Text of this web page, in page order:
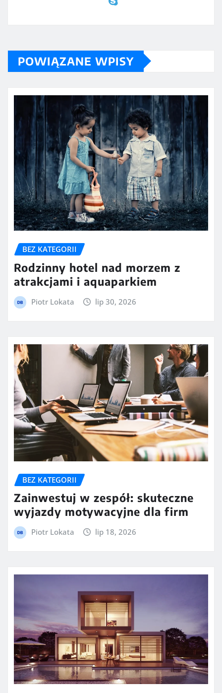
POWIĄZANE WPISY
BEZ KATEGORII
Rodzinny hotel nad morzem z
atrakcjami i aquaparkiem
Piotr Lokata lip 30, 2026
BEZ KATEGORII
Zainwestuj w zespół: skuteczne
wyjazdy motywacyjne dla firm
Piotr Lokata lip 18, 2026